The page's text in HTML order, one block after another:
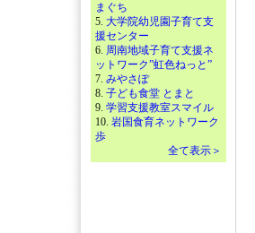
まぐち
5. 大学院幼児園子育て支
援センター
6. 周南地域子育て支援ネ
ットワーク”虹色ねっと”
7. みやさぽ
8. 子ども食堂 とまと
9. 学習支援教室スマイル
10. 岩国食育ネットワーク
歩
全て表示＞